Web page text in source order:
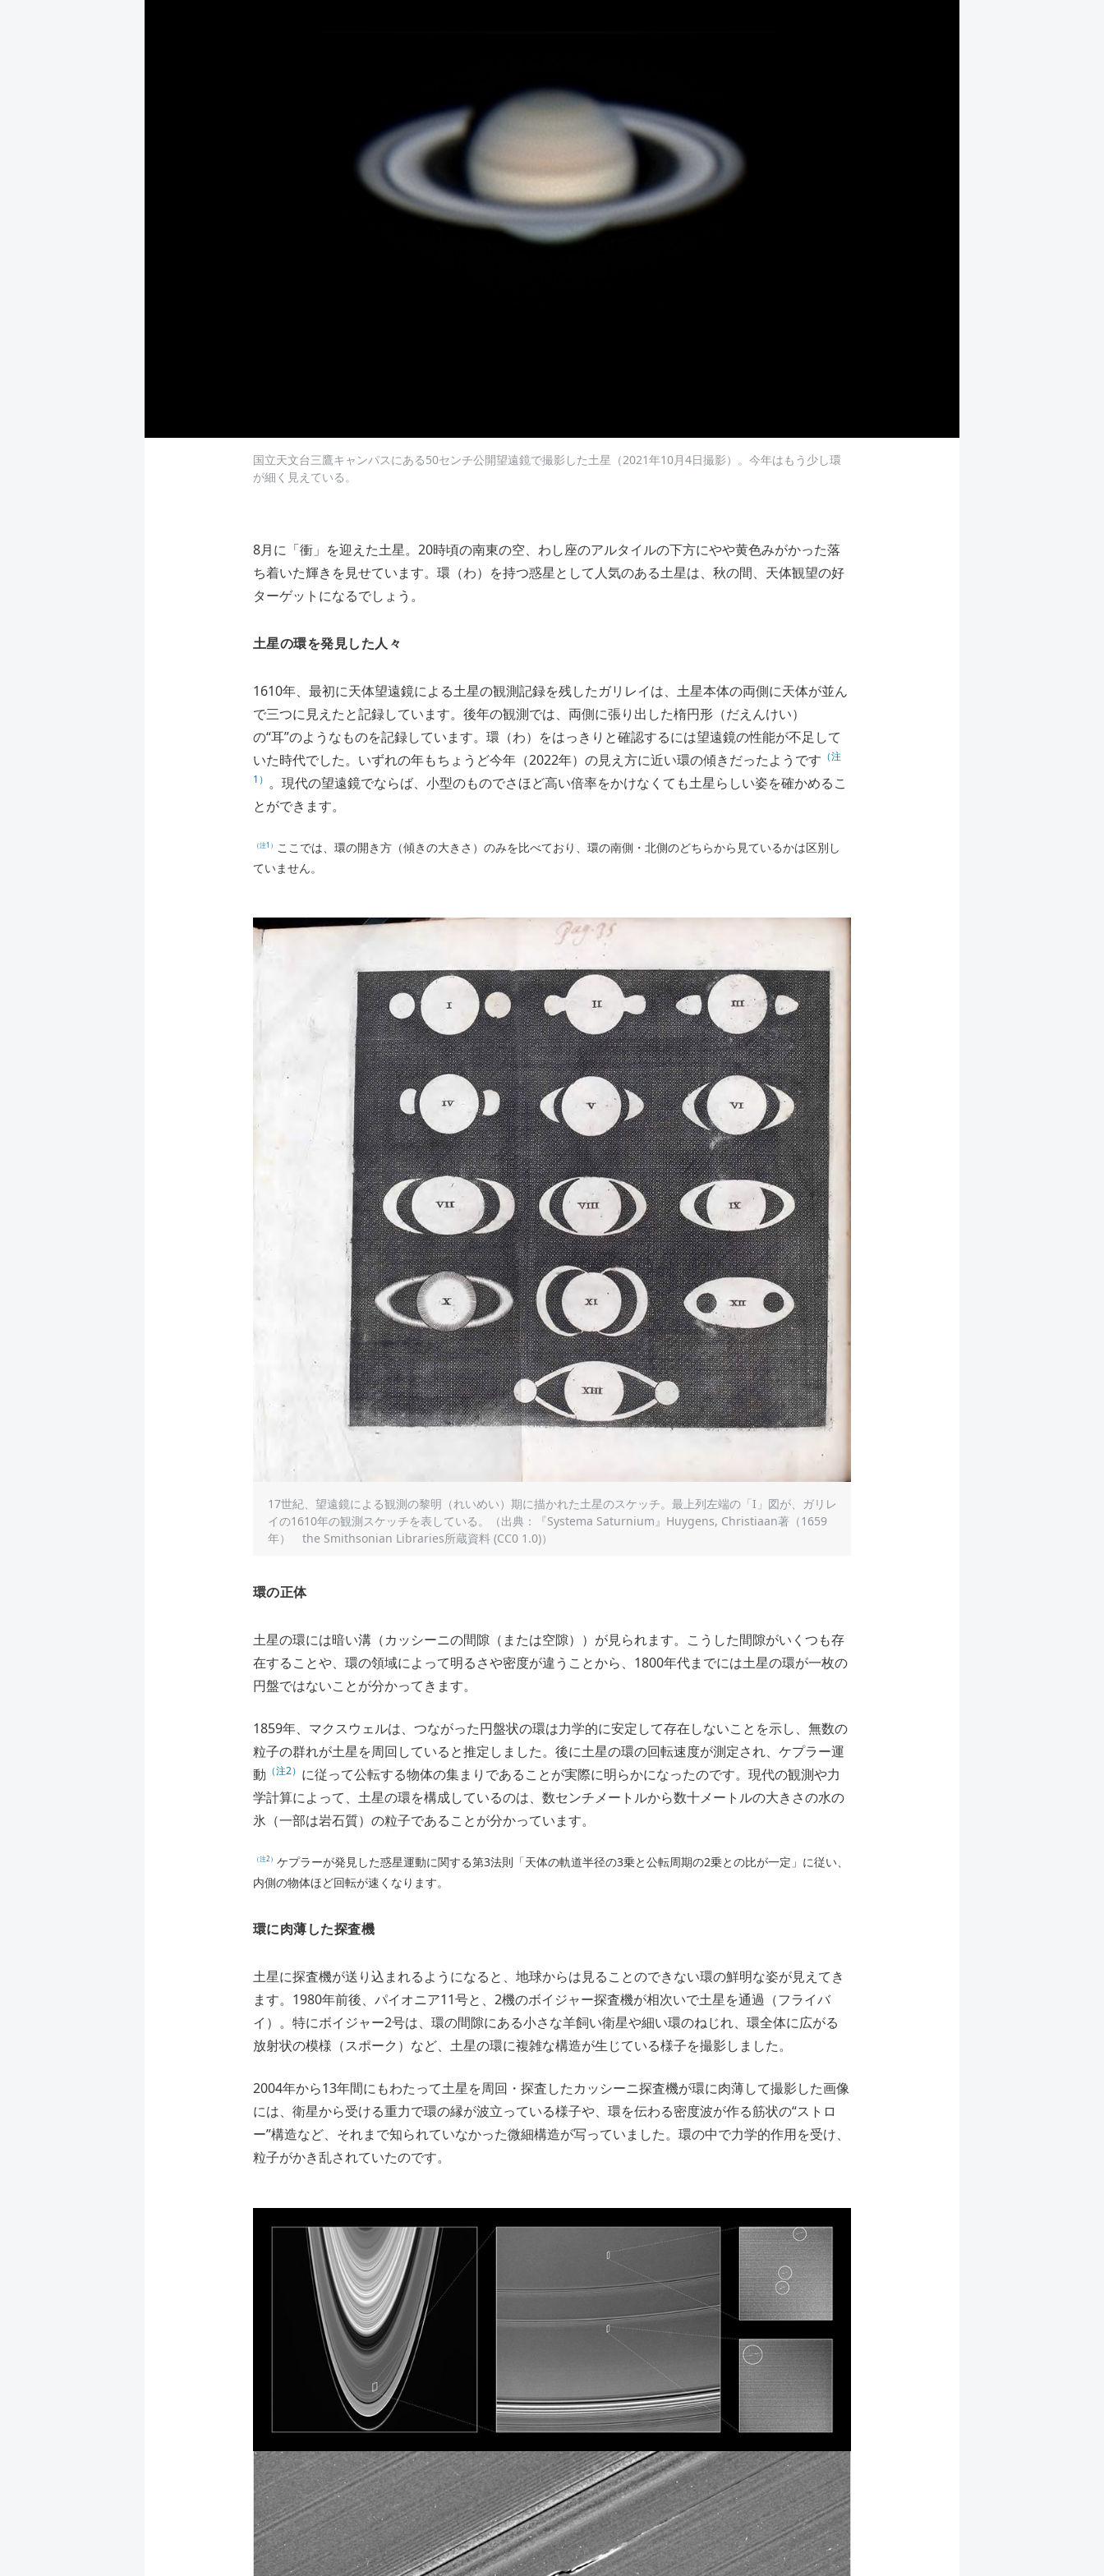
国立天文台三鷹キャンパスにある50センチ公開望遠鏡で撮影した土星（2021年10月4日撮影）。今年はもう少し環
が細く見えている。
8月に「衝」を迎えた土星。20時頃の南東の空、わし座のアルタイルの下方にやや黄色みがかった落
ち着いた輝きを見せています。環（わ）を持つ惑星として人気のある土星は、秋の間、天体観望の好
ターゲットになるでしょう。
土星の環を発見した人々
1610年、最初に天体望遠鏡による土星の観測記録を残したガリレイは、土星本体の両側に天体が並ん
で三つに見えたと記録しています。後年の観測では、両側に張り出した楕円形（だえんけい）
の“耳”のようなものを記録しています。環（わ）をはっきりと確認するには望遠鏡の性能が不足して
いた時代でした。いずれの年もちょうど今年（2022年）の見え方に近い環の傾きだったようです （注
1） 。現代の望遠鏡でならば、小型のものでさほど高い倍率をかけなくても土星らしい姿を確かめるこ
とができます。
（注1） ここでは、環の開き方（傾きの大きさ）のみを比べており、環の南側・北側のどちらから見ているかは区別し
ていません。
17世紀、望遠鏡による観測の黎明（れいめい）期に描かれた土星のスケッチ。最上列左端の「I」図が、ガリレ
イの1610年の観測スケッチを表している。（出典：『Systema Saturnium』Huygens, Christiaan著（1659
年） the Smithsonian Libraries所蔵資料 (CC0 1.0)）
環の正体
土星の環には暗い溝（カッシーニの間隙（または空隙））が見られます。こうした間隙がいくつも存
在することや、環の領域によって明るさや密度が違うことから、1800年代までには土星の環が一枚の
円盤ではないことが分かってきます。
1859年、マクスウェルは、つながった円盤状の環は力学的に安定して存在しないことを示し、無数の
粒子の群れが土星を周回していると推定しました。後に土星の環の回転速度が測定され、ケプラー運
動 （注2） に従って公転する物体の集まりであることが実際に明らかになったのです。現代の観測や力
学計算によって、土星の環を構成しているのは、数センチメートルから数十メートルの大きさの水の
氷（一部は岩石質）の粒子であることが分かっています。
（注2） ケプラーが発見した惑星運動に関する第3法則「天体の軌道半径の3乗と公転周期の2乗との比が一定」に従い、
内側の物体ほど回転が速くなります。
環に肉薄した探査機
土星に探査機が送り込まれるようになると、地球からは見ることのできない環の鮮明な姿が見えてき
ます。1980年前後、パイオニア11号と、2機のボイジャー探査機が相次いで土星を通過（フライバ
イ）。特にボイジャー2号は、環の間隙にある小さな羊飼い衛星や細い環のねじれ、環全体に広がる
放射状の模様（スポーク）など、土星の環に複雑な構造が生じている様子を撮影しました。
2004年から13年間にもわたって土星を周回・探査したカッシーニ探査機が環に肉薄して撮影した画像
には、衛星から受ける重力で環の縁が波立っている様子や、環を伝わる密度波が作る筋状の“ストロ
ー”構造など、それまで知られていなかった微細構造が写っていました。環の中で力学的作用を受け、
粒子がかき乱されていたのです。